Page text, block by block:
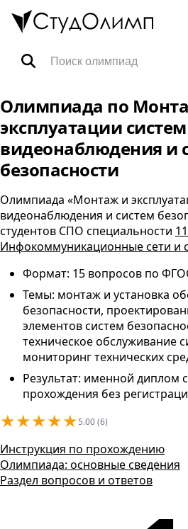
Олимпиада по
эксплуатации систем
видеонаблюдения и
безопасности
Олимпиада «Монтаж и
видеонаблюдения и систем
студентов СПО специальности
Инфокоммуникационные сети и
Формат: 15 вопросов по
Темы: монтаж и установка
безопасности,
элементов систем
техническое обслуживание
мониторинг технических
Результат: именной диплом
прохождения без
★★★★★5.00 (6)
Инструкция по прохождению
Олимпиада: основные сведения
Раздел вопросов и ответов
Специальности
FAQ
Корзина
Контакты